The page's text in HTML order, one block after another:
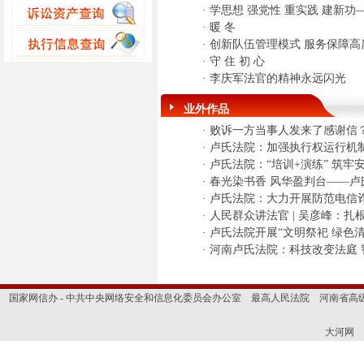
· 学思想 强党性 重实践 建新
· 暖 冬
· 创新队伍管理模式 服务保障
· 守 住 初 心
· 李庆军法官的精神永远闪光
业外作品
· 败诉一方当事人发来了感谢信
· 卢氏法院：加强执行权运行机
· 卢氏法院：“培训+演练” 筑牢
· 春光染书香 风华盈判台——卢
· 卢氏法院：大力开展防范电信
· 人民群众讲法官 | 吴彦峰：扎
· 卢氏法院开展“文明祭祀 绿色
· 河南卢氏法院：科技改变法庭
国家网信办 - 中共中央网络安全和信息化委员会办公室 最高人民法院 河南省高
大河网